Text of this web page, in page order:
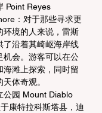
Point Reyes
：对于那些寻求更
环境的人来说，雷斯
了沿着其崎岖海岸线
机会。游客可以在公
海滩上探索，同时留
体奇观。
公园 Mount Diablo
康特拉科斯塔县，迪